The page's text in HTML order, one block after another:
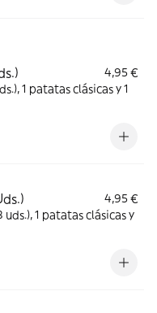
4,95 €
1 patatas clásicas y 1
4,95 €
1 patatas clásicas y